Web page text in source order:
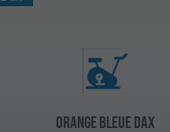
Orange bleue Dax